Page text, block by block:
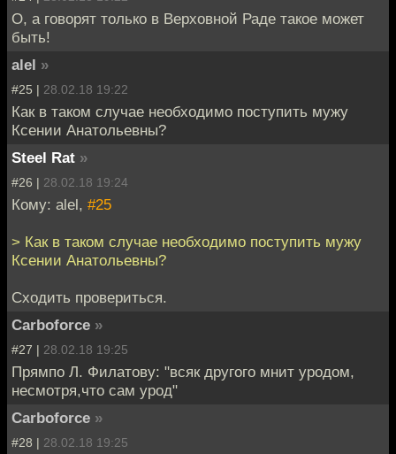
О, а говорят только в Верховной Раде такое может
быть!
alel »
#25 | 28.02.18 19:22
Как в таком случае необходимо поступить мужу
Ксении Анатольевны?
Steel Rat »
#26 | 28.02.18 19:24
Кому: alel, #25
> Как в таком случае необходимо поступить мужу
Ксении Анатольевны?
Сходить провериться.
Carboforce »
#27 | 28.02.18 19:25
Прямпо Л. Филатову: "всяк другого мнит уродом,
несмотря,что сам урод"
Carboforce »
#28 | 28.02.18 19:25